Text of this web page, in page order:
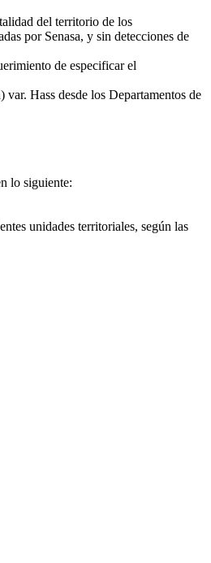
del territorio de los
por Senasa, y sin detecciones de
de especificar el
Hass desde los Departamentos de
lo siguiente:
unidades territoriales, según las